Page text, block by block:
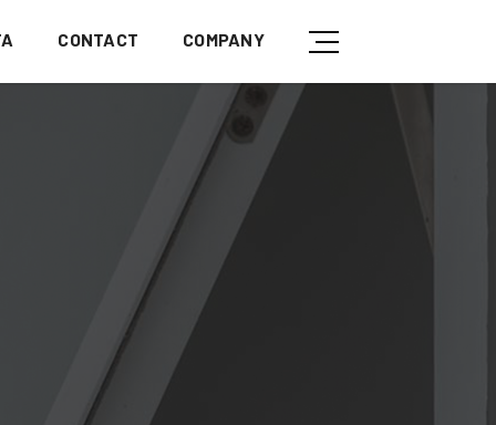
CONTACT COMPANY